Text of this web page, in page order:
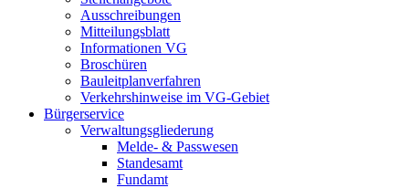
Ausschreibungen
Mitteilungsblatt
Informationen VG
Broschüren
Bauleitplanverfahren
Verkehrshinweise im VG-Gebiet
Bürgerservice
Verwaltungsgliederung
Melde- & Passwesen
Standesamt
Fundamt